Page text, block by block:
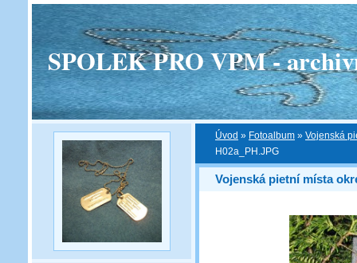
SPOLEK PRO VPM -
Úvod » Fotoalbum » Vojenská
H02a_PH.JPG
Vojenská pietní místa